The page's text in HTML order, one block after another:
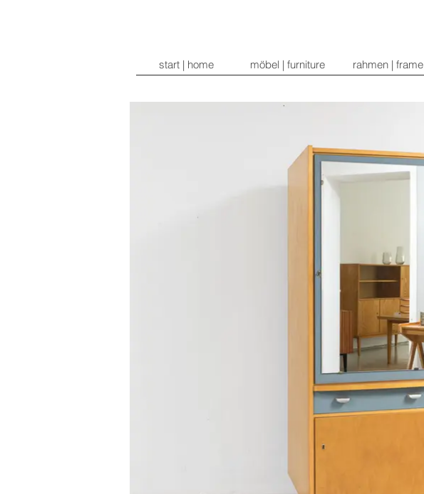
start | home möbel | furniture rahmen | frame